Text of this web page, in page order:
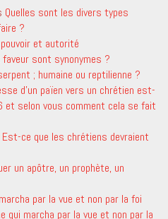
Quelles sont les divers types
?
et autorité
sont synonymes ?
; humaine ou reptilienne ?
d’un païen vers un chrétien est-
et selon vous comment cela se fait
Est-ce que les chrétiens devraient
un apôtre, un prophète, un
par la vue et non par la foi
qui marcha par la vue et non par la